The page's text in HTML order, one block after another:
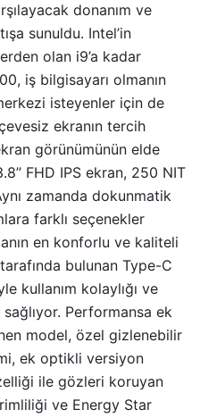
donanım ve
sunuldu. Intel’in
olan i9’a kadar
iş bilgisayarı olmanın
isteyenler için de
ekranın tercih
görünümünün elde
FHD IPS ekran, 250 NIT
zamanda dokunmatik
farklı seçenekler
en konforlu ve kaliteli
bulunan Type-C
kullanım kolaylığı ve
sağlıyor. Performansa ek
model, özel gizlenebilir
ek optikli versiyon
ile gözleri koruyan
ve Energy Star